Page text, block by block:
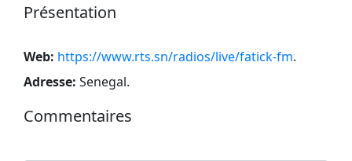
Présentation
Web: https://www.rts.sn/radios/live/fatick-fm.
Adresse: Senegal.
Commentaires